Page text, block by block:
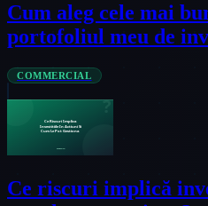
Cum aleg cele mai
portofoliul meu de
COMMERCIAL
Ce riscuri implică